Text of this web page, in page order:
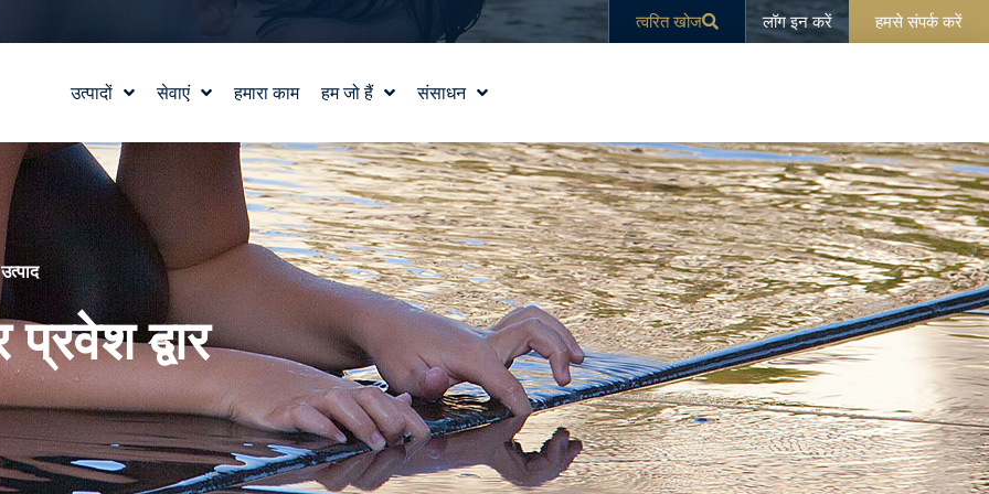
त्वरित खोज लॉग इन करें हमसे संपर्क करें
उत्पादों सेवाएं
जल सुविधा डिजाइन
वाटरलैब™
उत्पाद और तकनीकी सहायता
हमारा काम हम जो हैं
हमारी कहानी
हमारे मूल्य
टीम से मिलो
करियर
संसाधन
शिक्षा
ब्लॉग
समाचार में
उत्पाद
द्वार